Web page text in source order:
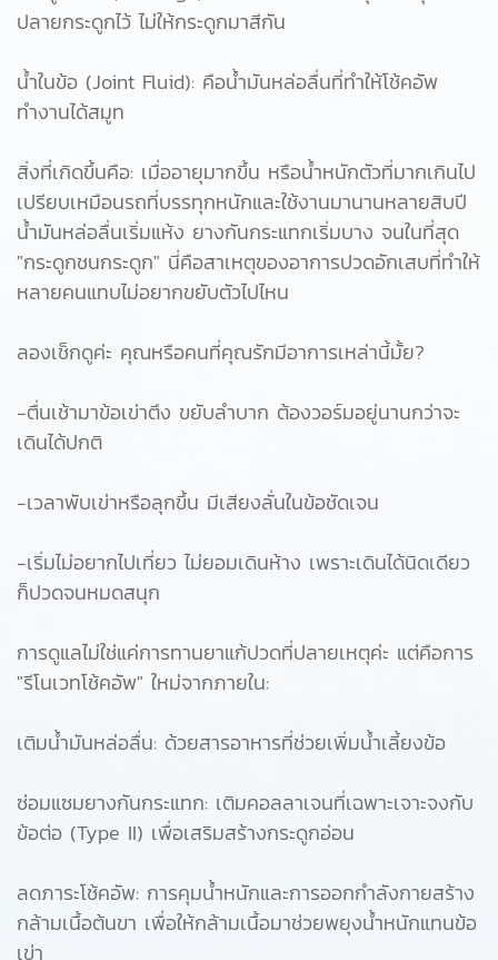
ปลายกระดูกไว้ ไม่ให้กระดูกมาสีกัน
น้ำในข้อ (Joint Fluid): คือน้ำมันหล่อลื่นที่ทำให้โช้คอัพ
ทำงานได้สมูท
สิ่งที่เกิดขึ้นคือ: เมื่ออายุมากขึ้น หรือน้ำหนักตัวที่มากเกินไป
เปรียบเหมือนรถที่บรรทุกหนักและใช้งานมานานหลายสิบปี
น้ำมันหล่อลื่นเริ่มแห้ง ยางกันกระแทกเริ่มบาง จนในที่สุด
"กระดูกชนกระดูก" นี่คือสาเหตุของอาการปวดอักเสบที่ทำให้
หลายคนแทบไม่อยากขยับตัวไปไหน
ลองเช็กดูค่ะ คุณหรือคนที่คุณรักมีอาการเหล่านี้มั้ย?
-ตื่นเช้ามาข้อเข่าตึง ขยับลำบาก ต้องวอร์มอยู่นานกว่าจะ
เดินได้ปกติ
-เวลาพับเข่าหรือลุกขึ้น มีเสียงลั่นในข้อชัดเจน
-เริ่มไม่อยากไปเที่ยว ไม่ยอมเดินห้าง เพราะเดินได้นิดเดียว
ก็ปวดจนหมดสนุก
การดูแลไม่ใช่แค่การทานยาแก้ปวดที่ปลายเหตุค่ะ แต่คือการ
"รีโนเวทโช้คอัพ" ใหม่จากภายใน:
เติมน้ำมันหล่อลื่น: ด้วยสารอาหารที่ช่วยเพิ่มน้ำเลี้ยงข้อ
ซ่อมแซมยางกันกระแทก: เติมคอลลาเจนที่เฉพาะเจาะจงกับ
ข้อต่อ (Type II) เพื่อเสริมสร้างกระดูกอ่อน
ลดภาระโช้คอัพ: การคุมน้ำหนักและการออกกำลังกายสร้าง
กล้ามเนื้อต้นขา เพื่อให้กล้ามเนื้อมาช่วยพยุงน้ำหนักแทนข้อ
เข่า